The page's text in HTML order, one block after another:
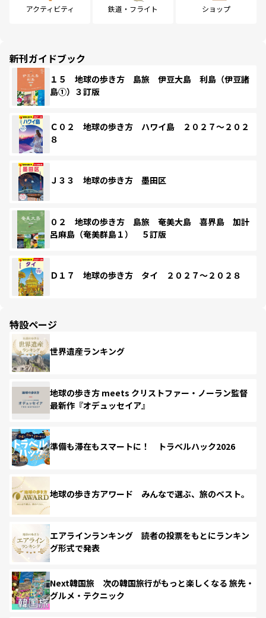
アクティビティ 鉄道・フライト ショップ
新刊ガイドブック
１５ 地球の歩き方 島旅 伊豆大島 利島（伊豆諸
島①）３訂版
Ｃ０２ 地球の歩き方 ハワイ島 ２０２７～２０２
８
Ｊ３３ 地球の歩き方 墨田区
０２ 地球の歩き方 島旅 奄美大島 喜界島 加計
呂麻島（奄美群島１） ５訂版
Ｄ１７ 地球の歩き方 タイ ２０２７～２０２８
特設ページ
世界遺産ランキング
地球の歩き方 meets クリストファー・ノーラン監督
最新作『オデュッセイア』
準備も滞在もスマートに！ トラベルハック2026
地球の歩き方アワード みんなで選ぶ、旅のベスト。
エアラインランキング 読者の投票をもとにランキン
グ形式で発表
Next韓国旅 次の韓国旅行がもっと楽しくなる 旅先・
グルメ・テクニック